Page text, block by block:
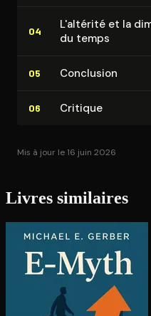
04
L'altérité et la
du temps
05 Conclusion
06 Critique
Mis à jour le 16 juin 2026
Livres similaires